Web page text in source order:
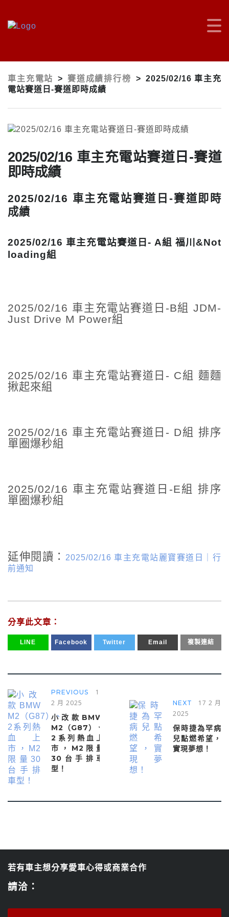
車主充電站 > 賽道成績排行榜 > 2025/02/16 車主充
電站賽道日-賽道即時成績
2025/02/16 車主充電站賽道日-賽道
即時成績
2025/02/16 車主充電站賽道日-賽道即時
成績
2025/02/16 車主充電站賽道日- A組 福川&Not
loading組
2025/02/16 車主充電站賽道日-B組 JDM-
Just Drive M Power組
2025/02/16 車主充電站賽道日- C組 麵麵
揪起來組
2025/02/16 車主充電站賽道日- D組 排序
單圈爆秒組
2025/02/16 車主充電站賽道日-E組 排序
單圈爆秒組
延伸閱讀：
2025/02/16 車主充電站麗寶賽道日｜行
前通知
分享此文章：
LINE Facebook Twitter Email 複製連結
PREVIOUS
14
2 月 2025
小改款BMW
M2（G87）、
2系列熱血上
市，M2限量
30台手排車
型！
NEXT
17 2 月
2025
保時捷為罕病
兒點燃希望，
實現夢想！
若有車主想分享愛車心得或商業合作
請洽：